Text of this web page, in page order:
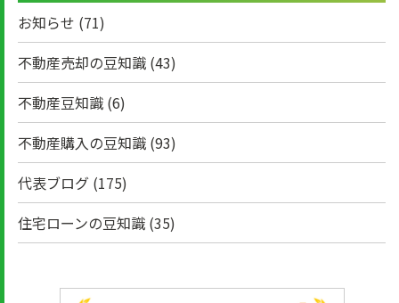
お知らせ (71)
不動産売却の豆知識 (43)
不動産豆知識 (6)
不動産購入の豆知識 (93)
代表ブログ (175)
住宅ローンの豆知識 (35)